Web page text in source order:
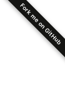
Fork me on GitHub